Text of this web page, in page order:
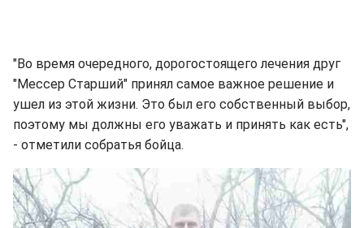
"Во время очередного, дорогостоящего лечения друг
"Мессер Старший" принял самое важное решение и
ушел из этой жизни. Это был его собственный выбор,
поэтому мы должны его уважать и принять как есть",
- отметили собратья бойца.